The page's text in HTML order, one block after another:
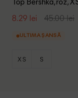
Top Bershka, roz,
8.29 lei 45.00 lei
ULTIMA ȘANSĂ
XS S